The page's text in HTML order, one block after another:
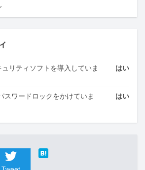
リティソフトを導入していま
はい
スワードロックをかけていま
はい